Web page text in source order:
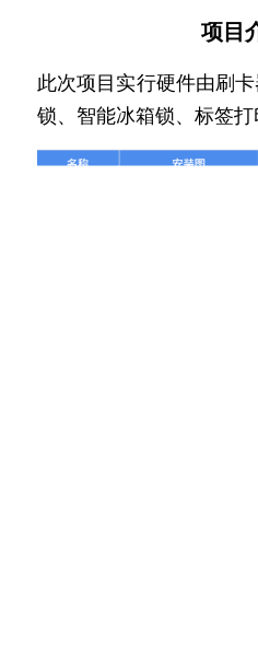
项目
此次项目实行硬件由刷
锁、智能冰箱锁、标签打